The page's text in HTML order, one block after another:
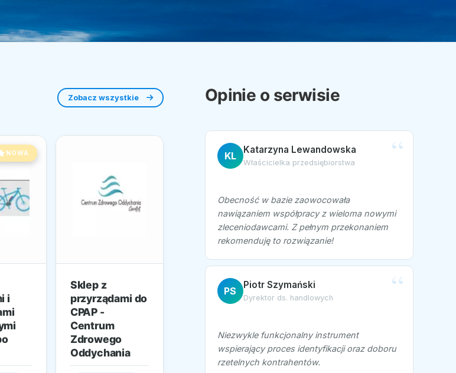
Zobacz wszystkie
NOWA
i
Sklep z
przyrządami do
CPAP -
Centrum
Zdrowego
Oddychania
Opinie o serwisie
KL Katarzyna Lewandowska
Właścicielka przedsiębiorstwa
Obecność w bazie zaowocowała
nawiązaniem współpracy z wieloma nowymi
zleceniodawcami. Z pełnym przekonaniem
rekomenduję to rozwiązanie!
PS Piotr Szymański
Dyrektor ds. handlowych
Niezwykle funkcjonalny instrument
wspierający proces identyfikacji oraz doboru
rzetelnych kontrahentów.